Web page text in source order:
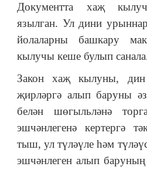
Документта хаҗ
язылган. Ул дини
йолаларны башкару
кылучы кеше булып
Закон хаҗ кылуны, дин
җирләргә алып баруны
белән шөгыльләнә
эшчәнлегенә кертергә
тыш, ул түләүле һәм
эшчәнлеген алып